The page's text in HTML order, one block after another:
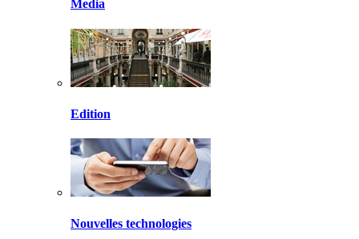
Media
Edition
Nouvelles technologies